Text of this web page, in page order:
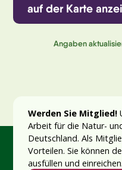
auf der Karte
Angaben
Werden Sie Mitglied!
Arbeit für die Natur-
Deutschland. Als
Vorteilen. Sie können
ausfüllen und einreichen.